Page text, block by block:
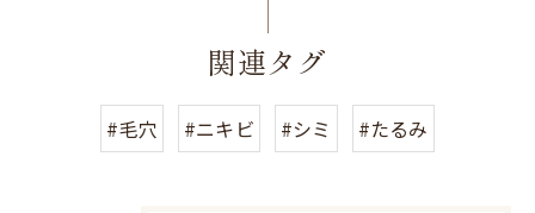
関連タグ
#毛穴 #ニキビ #シミ #たるみ